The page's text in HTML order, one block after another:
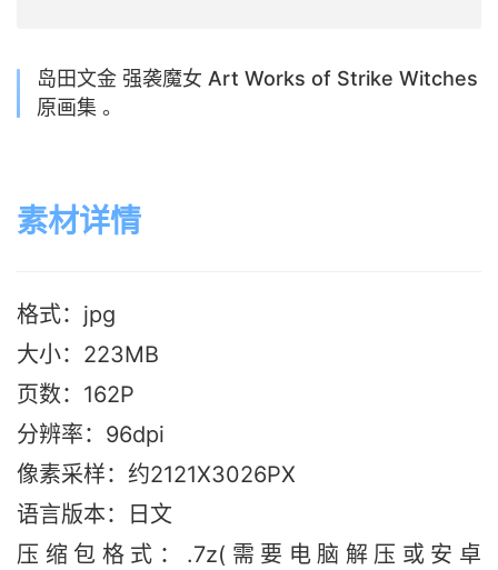
岛田文金 强袭魔女 Art Works of Strike Witches
原画集 。
素材详情
格式：jpg
大小：223MB
页数：162P
分辨率：96dpi
像素采样：约2121X3026PX
语言版本：日文
压缩包格式：.7z(需要电脑解压或安卓